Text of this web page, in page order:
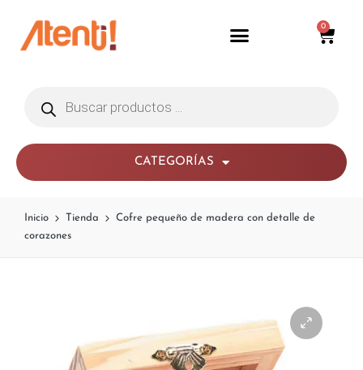
0
CATEGORÍAS
Inicio Tienda
Cofre pequeño de madera con detalle de
corazones